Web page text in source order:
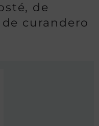
de
curandero